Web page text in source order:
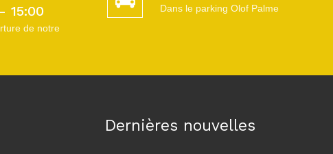
15:00
de notre
Dans le parking Olof Palme
Dernières nouvelles